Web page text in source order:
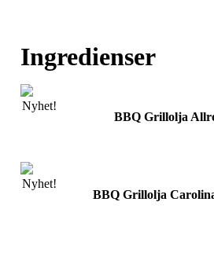
Ingredienser
BBQ Grillolja
BBQ Grillolja